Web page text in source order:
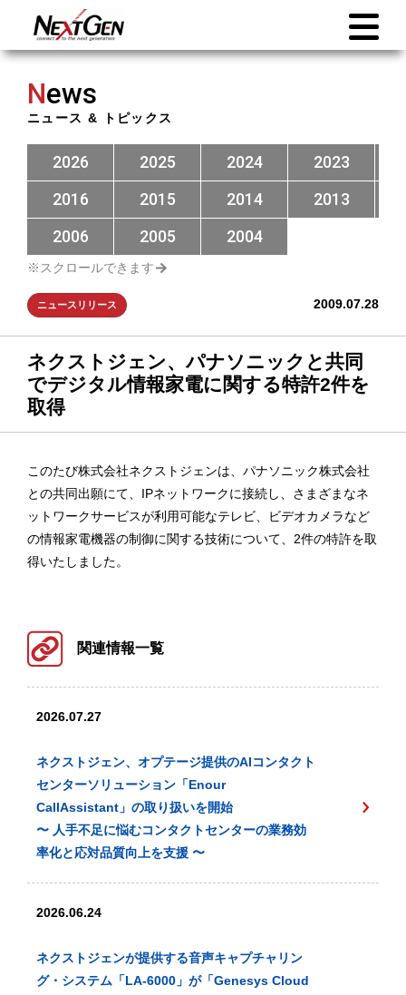
News
ニュース & トピックス
2026 2025 2024 2023
2016
2015 2014 2013
2006
2005 2004
ニュースリリース 2009.07.28
ネクストジェン、パナソニックと共同
でデジタル情報家電に関する特許2件を
取得
このたび株式会社ネクストジェンは、パナソニック株式会社
との共同出願にて、IPネットワークに接続し、さまざまなネ
ットワークサービスが利用可能なテレビ、ビデオカメラなど
の情報家電機器の制御に関する技術について、2件の特許を取
得いたしました。
関連情報一覧
2026.07.27
ネクストジェン、オプテージ提供のAIコンタクト
センターソリューション「Enour
CallAssistant」の取り扱いを開始
〜 人手不足に悩むコンタクトセンターの業務効
率化と応対品質向上を支援 〜
2026.06.24
ネクストジェンが提供する音声キャプチャリン
グ・システム「LA-6000」が「Genesys Cloud